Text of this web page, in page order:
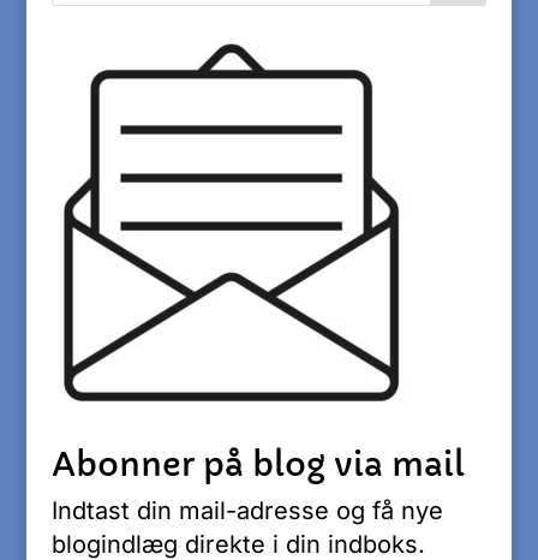
Abonner på blog via mail
Indtast din mail-adresse og få nye
blogindlæg direkte i din indboks.